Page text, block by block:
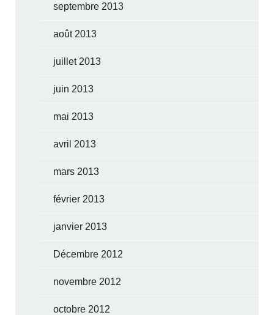
septembre 2013
août 2013
juillet 2013
juin 2013
mai 2013
avril 2013
mars 2013
février 2013
janvier 2013
Décembre 2012
novembre 2012
octobre 2012